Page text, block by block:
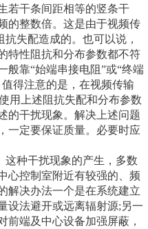
若干条间距相等的竖条干
的整数倍。这是由于视频传
失配造成的。也可以说，
特性阻抗和分布参数都不符
般靠“始端串接电阻”或“终端
得注意的是，在视频传输
用上述阻抗失配和分布参数
的干扰现象。解决上述问题
一定要保证质量。必要时应
这种干扰现象的产生，多数
心控制室附近有较强的、频
解决办法一个是在系统建立
设法避开或远离辐射源;另一
前端及中心设备加强屏蔽，